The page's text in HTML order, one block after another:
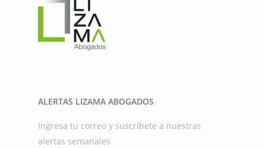
ALERTAS LIZAMA ABOGADOS
Ingresa tu correo y suscríbete a nuestras
alertas semanales